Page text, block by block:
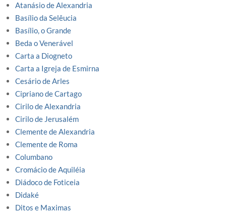
Atanásio de Alexandria
Basílio da Selêucia
Basílio, o Grande
Beda o Venerável
Carta a Diogneto
Carta a Igreja de Esmirna
Cesário de Arles
Cipriano de Cartago
Cirilo de Alexandria
Cirilo de Jerusalém
Clemente de Alexandria
Clemente de Roma
Columbano
Cromácio de Aquiléia
Diádoco de Foticeia
Didaké
Ditos e Maximas